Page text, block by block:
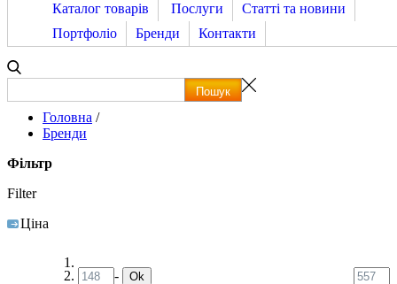
Каталог товарів Послуги
Статті та новини
Портфоліо
Бренди Контакти
Головна /
Бренди
Фільтр
Filter
Ціна
- Ok